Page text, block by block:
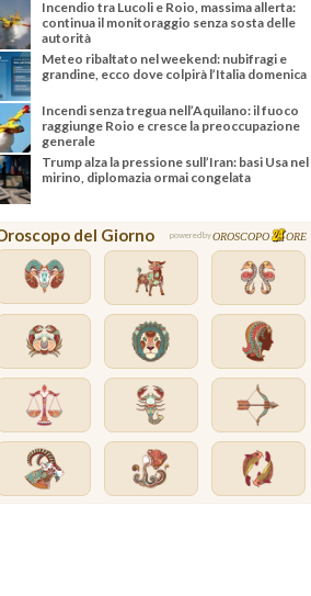
Incendio tra Lucoli e Roio, massima allerta:
continua il monitoraggio senza sosta delle
autorità
Meteo ribaltato nel weekend: nubifragi e
grandine, ecco dove colpirà l’Italia domenica
Incendi senza tregua nell’Aquilano: il fuoco
raggiunge Roio e cresce la preoccupazione
generale
Trump alza la pressione sull’Iran: basi Usa nel
mirino, diplomazia ormai congelata
del Giorno powered byOROSCOPO ORE